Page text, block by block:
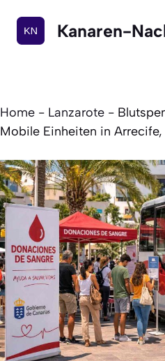
Inhalt
springen
Kanaren-
Home - Lanzarote -
Mobile Einheiten in Arrecife,